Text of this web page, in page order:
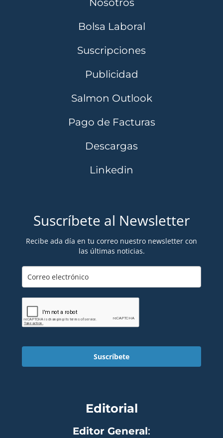
Nosotros
Bolsa Laboral
Suscripciones
Publicidad
Salmon Outlook
Pago de Facturas
Descargas
Linkedin
Suscríbete al Newsletter
Recibe ada día en tu correo nuestro newsletter con
las últimas noticias.
Suscríbete
Editorial
Editor General: